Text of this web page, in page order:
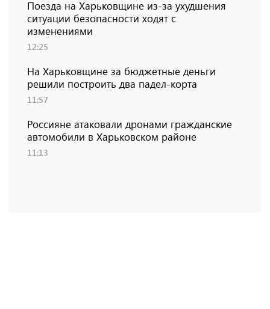
Поезда на Харьковщине из-за ухудшения
ситуации безопасности ходят с
изменениями
12:25
На Харьковщине за бюджетные деньги
решили построить два падел-корта
11:57
Россияне атаковали дронами гражданские
автомобили в Харьковском районе
11:13